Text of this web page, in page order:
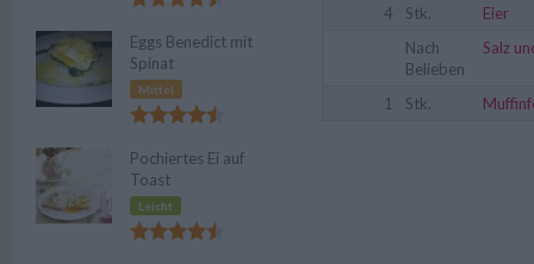
4
Stk.
Eier
Nach
Belieben
Salz
1 Stk.
Eggs Benedict mit
Spinat
Mittel
Pochiertes Ei auf
Toast
Leicht